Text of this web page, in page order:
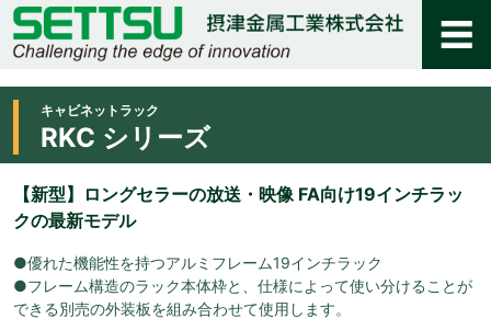
キャビネットラック
RKC シリーズ
【新型】ロングセラーの放送・映像 FA向け19インチラッ
クの最新モデル
●優れた機能性を持つアルミフレーム19インチラック
●フレーム構造のラック本体枠と、仕様によって使い分けることが
できる別売の外装板を組み合わせて使用します。